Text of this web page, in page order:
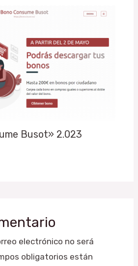
Busot» 2.023
electrónico no será
obligatorios están